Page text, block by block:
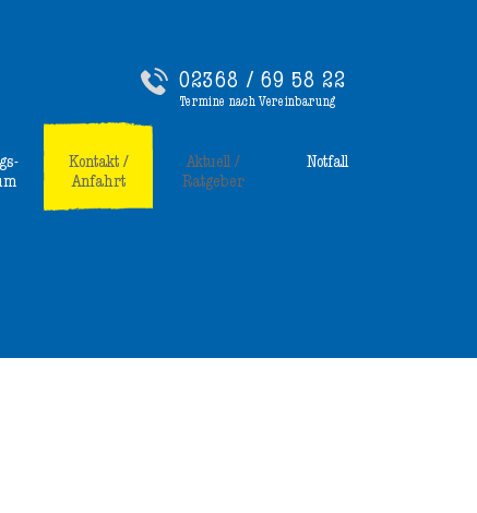
02368 / 69 58 22
Termine nach Vereinbarung
Kontakt /
Anfahrt
Aktuell /
Ratgeber
Notfall